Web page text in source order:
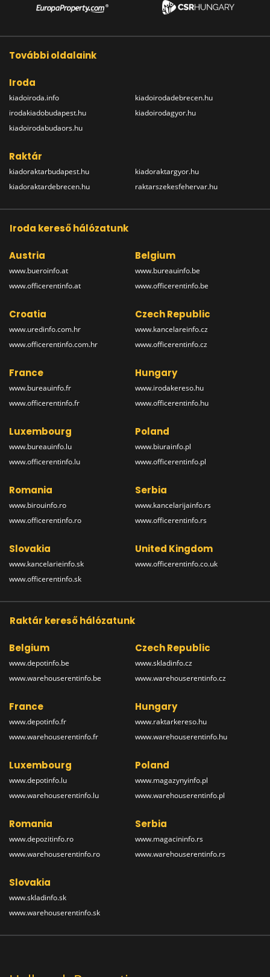
További oldalaink
Iroda
kiadoiroda.info
irodakiadobudapest.hu
kiadoirodabudaors.hu
kiadoirodadebrecen.hu
kiadoirodagyor.hu
Raktár
kiadoraktarbudapest.hu
kiadoraktardebrecen.hu
kiadoraktargyor.hu
raktarszekesfehervar.hu
Iroda kereső hálózatunk
Austria
www.bueroinfo.at
www.officerentinfo.at
Belgium
www.bureauinfo.be
www.officerentinfo.be
Croatia
www.uredinfo.com.hr
www.officerentinfo.com.hr
Czech Republic
www.kancelareinfo.cz
www.officerentinfo.cz
France
www.bureauinfo.fr
www.officerentinfo.fr
Hungary
www.irodakereso.hu
www.officerentinfo.hu
Luxembourg
www.bureauinfo.lu
www.officerentinfo.lu
Poland
www.biurainfo.pl
www.officerentinfo.pl
Romania
www.birouinfo.ro
www.officerentinfo.ro
Serbia
www.kancelarijainfo.rs
www.officerentinfo.rs
Slovakia
www.kancelarieinfo.sk
www.officerentinfo.sk
United Kingdom
www.officerentinfo.co.uk
Raktár kereső hálózatunk
Belgium
www.depotinfo.be
www.warehouserentinfo.be
Czech Republic
www.skladinfo.cz
www.warehouserentinfo.cz
France
www.depotinfo.fr
www.warehouserentinfo.fr
Hungary
www.raktarkereso.hu
www.warehouserentinfo.hu
Luxembourg
www.depotinfo.lu
www.warehouserentinfo.lu
Poland
www.magazynyinfo.pl
www.warehouserentinfo.pl
Romania
www.depozitinfo.ro
www.warehouserentinfo.ro
Serbia
www.magacininfo.rs
www.warehouserentinfo.rs
Slovakia
www.skladinfo.sk
www.warehouserentinfo.sk